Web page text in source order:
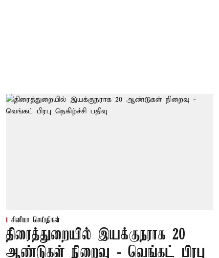
சினிமா செய்திகள்
திரைத்துறையில் இயக்குநராக 20
ஆண்டுகள் நிறைவு - வெங்கட் பிரபு